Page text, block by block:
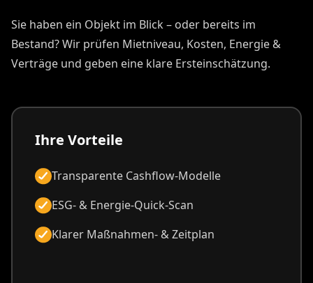
Sie haben ein Objekt im Blick – oder bereits im
Bestand? Wir prüfen Mietniveau, Kosten, Energie &
Verträge und geben eine klare Ersteinschätzung.
Ihre Vorteile
Transparente Cashflow-Modelle
ESG- & Energie-Quick-Scan
Klarer Maßnahmen- & Zeitplan